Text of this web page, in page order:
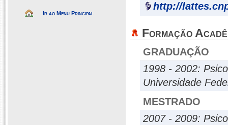
Ir ao Menu Principal
http://
Formação
GRADUAÇÃO
1998 - 2002:
Universidade
MESTRADO
2007 - 2009: